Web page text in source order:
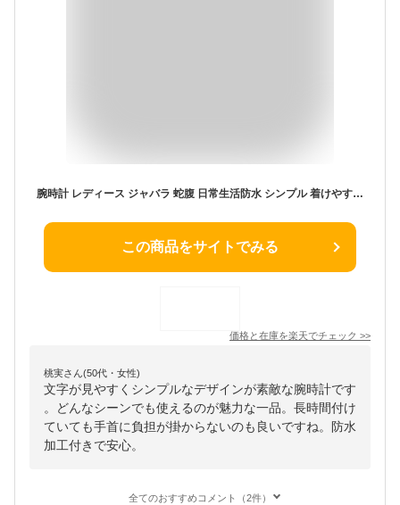
腕時計 レディース ジャバラ 蛇腹 日常生活防水 シンプル 着けやすい おしゃれ 見やすい ブランド fragola 女性 プレゼント ギフト 誕生日 祝い 日本製クオーツ 金属ベルト 小ぶり シルバー ゴールド 中学生 高校生 40代 50代 60代 送料無料 母の日
この商品をサイトでみる
価格と在庫を楽天でチェック >>
桃実さん(50代・女性)
文字が見やすくシンプルなデザインが素敵な腕時計です
。どんなシーンでも使えるのが魅力な一品。長時間付け
ていても手首に負担が掛からないのも良いですね。防水
加工付きで安心。
全てのおすすめコメント（2件）